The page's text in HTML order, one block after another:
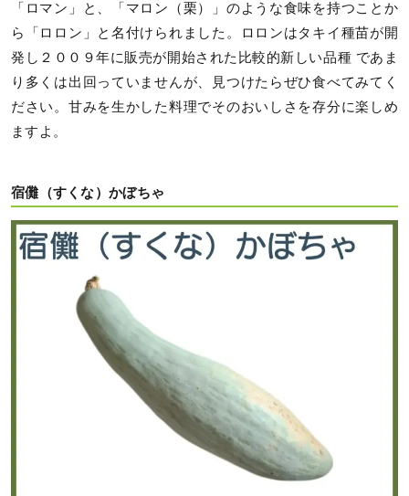
「ロマン」と、「マロン（栗）」のような食味を持つことか
ら「ロロン」と名付けられました。ロロンはタキイ種苗が開
発し２００９年に販売が開始された比較的新しい品種 であま
り多くは出回っていませんが、見つけたらぜひ食べてみてく
ださい。甘みを生かした料理でそのおいしさを存分に楽しめ
ますよ。
宿儺（すくな）かぼちゃ